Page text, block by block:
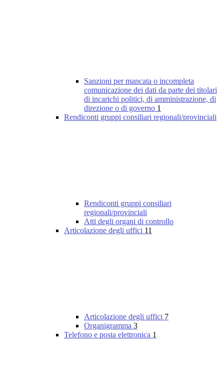
Sanzioni per mancata o incompleta
comunicazione dei dati da parte dei titolari
di incarichi politici, di amministrazione, di
direzione o di governo 1
Rendiconti gruppi consiliari regionali/provinciali
Rendiconti gruppi consiliari
regionali/provinciali
Atti degli organi di controllo
Articolazione degli uffici 11
Articolazione degli uffici 7
Organigramma 3
Telefono e posta elettronica 1